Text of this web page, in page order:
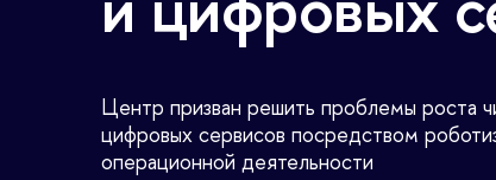
Центр призван решить проблемы роста
цифровых сервисов посредством
операционной деятельности